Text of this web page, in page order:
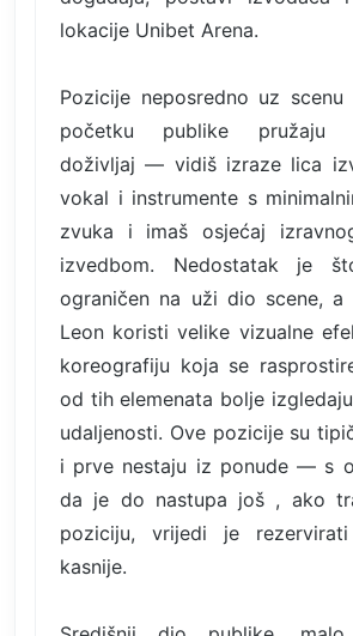
lokacije Unibet Arena.
Pozicije neposredno uz
početku publike pružaju
doživljaj — vidiš izraze lica
vokal i instrumente s
zvuka i imaš osjećaj
izvedbom. Nedostatak je
ograničen na uži dio scene,
Leon koristi velike vizualne
koreografiju koja se
od tih elemenata bolje
udaljenosti. Ove pozicije su
i prve nestaju iz ponude — s
da je do nastupa još , ako
poziciju, vrijedi je
kasnije.